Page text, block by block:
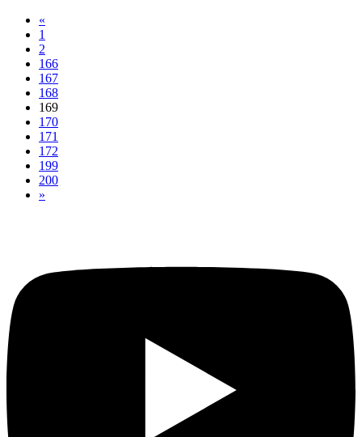
«
1
2
166
167
168
169
170
171
172
199
200
»